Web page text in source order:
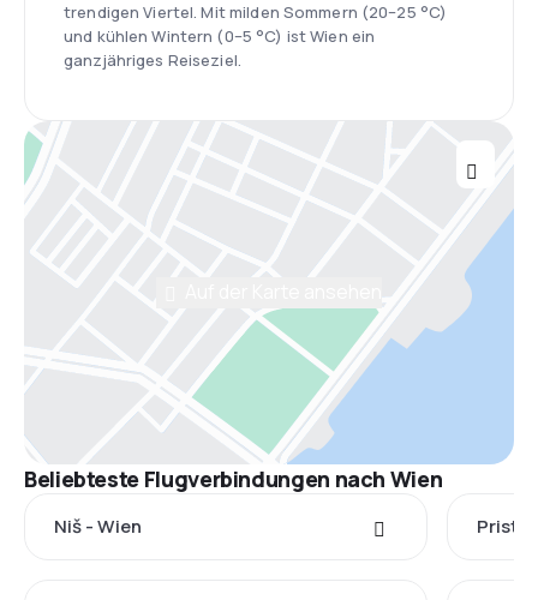
trendigen Viertel. Mit milden Sommern (20–25 °C)
und kühlen Wintern (0–5 °C) ist Wien ein
ganzjähriges Reiseziel.
Beliebteste Flugverbindungen nach Wien
Niš - Wien